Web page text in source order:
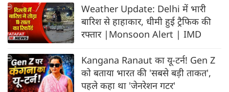
Weather Update: Delhi में भारी
बारिश से हाहाकार, धीमी हुई ट्रैफिक की
रफ्‍तार |Monsoon Alert | IMD
Kangana Ranaut का यू-टर्न! Gen Z
को बताया भारत की 'सबसे बड़ी ताकत',
पहले कहा था 'जेनरेशन गटर'